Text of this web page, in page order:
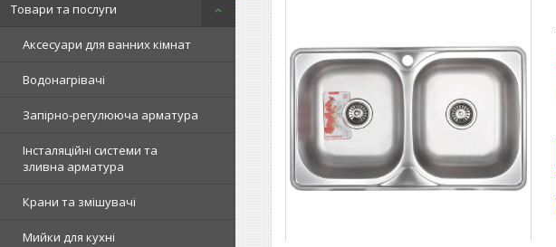
Товари та послуги
Аксесуари для ванних кімнат
Водонагрівачі
Запірно-регулююча арматура
Інсталяційні системи та
зливна арматура
Крани та змішувачі
Мийки для кухні